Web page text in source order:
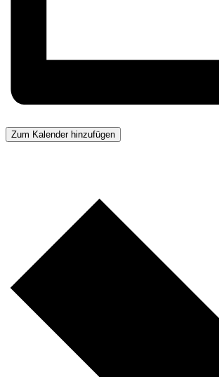
Zum Kalender hinzufügen